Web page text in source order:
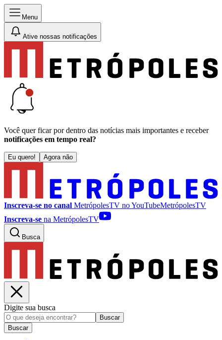
Menu
Ative nossas notificações
Você quer ficar por dentro das notícias mais importantes e receber
notificações em tempo real?
Eu quero! Agora não
Inscreva-se no canal MetrópolesTV noYouTubeMetrópolesTV
Inscreva-se na MetrópolesTV
Busca
Digite sua busca
Buscar
Buscar